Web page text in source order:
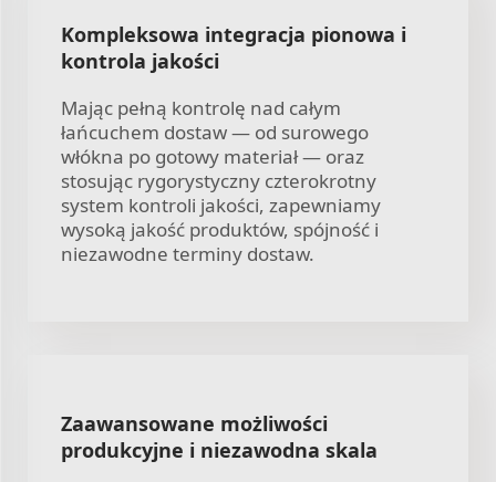
Kompleksowa integracja pionowa i
kontrola jakości
Mając pełną kontrolę nad całym
łańcuchem dostaw — od surowego
włókna po gotowy materiał — oraz
stosując rygorystyczny czterokrotny
system kontroli jakości, zapewniamy
wysoką jakość produktów, spójność i
niezawodne terminy dostaw.
Zaawansowane możliwości
produkcyjne i niezawodna skala